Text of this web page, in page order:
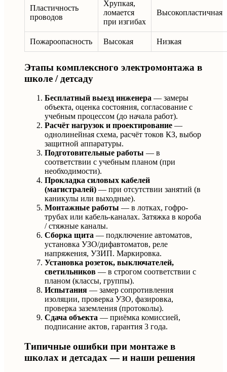
Пластичность
проводов
Хрупкая,
ломается
при изгибах
Высокопластичная
Пожароопасность Высокая Низкая
Этапы комплексного электромонтажа в
школе / детсаду
Бесплатный выезд инженера — замеры
объекта, оценка состояния, согласование с
учебным процессом (до начала работ).
Расчёт нагрузок и проектирование —
однолинейная схема, расчёт токов КЗ, выбор
защитной аппаратуры.
Подготовительные работы — в
соответствии с учебным планом (при
необходимости).
Прокладка силовых кабелей
(магистралей) — при отсутствии занятий (в
каникулы или выходные).
Монтажные работы — в лотках, гофро-
трубах или кабель-каналах. Затяжка в короба
/ стяжные каналы.
Сборка щита — подключение автоматов,
установка УЗО/дифавтоматов, реле
напряжения, УЗИП. Маркировка.
Установка розеток, выключателей,
светильников — в строгом соответствии с
планом (классы, группы).
Испытания — замер сопротивления
изоляции, проверка УЗО, фазировка,
проверка заземления (протоколы).
Сдача объекта — приёмка комиссией,
подписание актов, гарантия 3 года.
Типичные ошибки при монтаже в
школах и детсадах — и наши решения